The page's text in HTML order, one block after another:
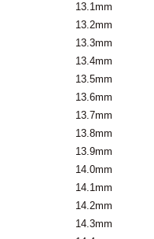
13.1mm
13.2mm
13.3mm
13.4mm
13.5mm
13.6mm
13.7mm
13.8mm
13.9mm
14.0mm
14.1mm
14.2mm
14.3mm